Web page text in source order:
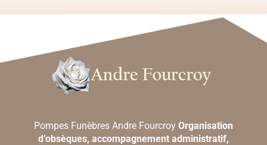
Pompes Funèbres Andre Fourcroy Organisation
d’obsèques, accompagnement administratif,